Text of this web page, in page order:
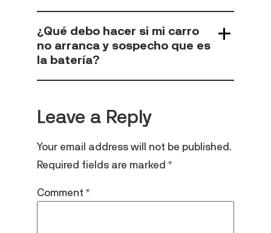
¿Qué debo hacer si mi carro
no arranca y sospecho que es
la batería?
Leave a Reply
Your email address will not be published.
Required fields are marked*
Comment*